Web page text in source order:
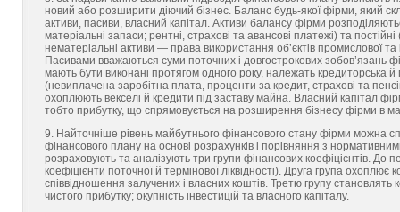
новий або розширити діючий бізнес. Баланс будь-якої фірми, який
активи, пасиви, власний капітал. Активи балансу фірми
матеріальні запаси; рентні, страхові та авансові платежі) та
нематеріальні активи — права використання об’єктів промислової
Пасивами вважаються суми поточних і довгострокових зобов’язань
мають бути виконані протягом одного року, належать кредиторська
(невиплачена заробітна плата, проценти за кредит, страхові та
охоплюють векселі й кредити під заставу майна. Власний капітал
тобто прибутку, що спрямовується на розширення бізнесу фірми в
9. Найточніше рівень майбутнього фінансового стану фірми можна
фінансового плану на основі розрахунків і порівняння з
розраховують та аналізують три групи фінансових коефіцієнтів. До
коефіцієнти поточної й термінової ліквідності). Друга група
співвідношення залучених і власних коштів. Третю групу
чистого прибутку; окупність інвестицій та власного капіталу.